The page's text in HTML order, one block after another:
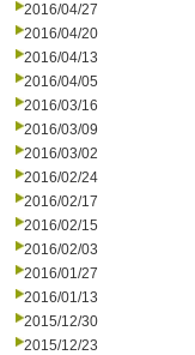
2016/04/27
2016/04/20
2016/04/13
2016/04/05
2016/03/16
2016/03/09
2016/03/02
2016/02/24
2016/02/17
2016/02/15
2016/02/03
2016/01/27
2016/01/13
2015/12/30
2015/12/23